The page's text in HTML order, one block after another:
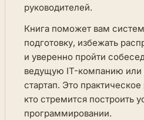
руководителей.
Книга поможет вам
подготовку, избежать
и уверенно пройти
ведущую IT-компанию или
стартап. Это
кто стремится построить
программировании.